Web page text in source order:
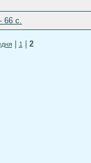
66 с.
| 1| 2